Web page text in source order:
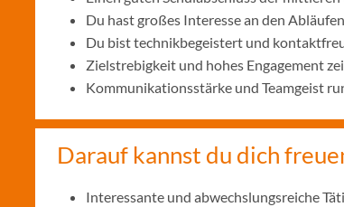
Du hast großes Interesse an den
Du bist technikbegeistert und
Zielstrebigkeit und hohes Engagement
Kommunikationsstärke und Teamgeist
Darauf kannst du dich
Interessante und abwechslungsreiche